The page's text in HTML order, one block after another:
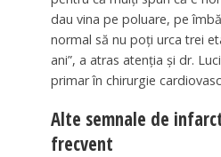
dau vina pe poluare, pe
normal să nu poți urca trei
ani”, a atras atenția și dr.
primar în chirurgie
Alte semnale de
frecvent